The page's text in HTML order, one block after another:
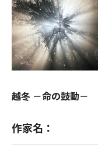
越冬 －命の鼓動－
作家名：